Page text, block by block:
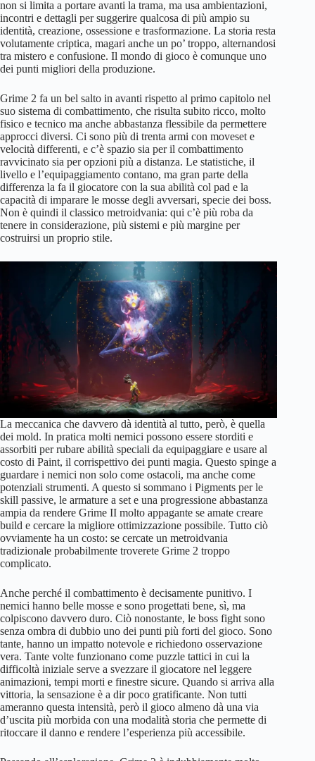
non si limita a portare avanti la trama, ma usa ambientazioni,
incontri e dettagli per suggerire qualcosa di più ampio su
identità, creazione, ossessione e trasformazione. La storia resta
volutamente criptica, magari anche un po’ troppo, alternandosi
tra mistero e confusione. Il mondo di gioco è comunque uno
dei punti migliori della produzione.
Grime 2 fa un bel salto in avanti rispetto al primo capitolo nel
suo sistema di combattimento, che risulta subito ricco, molto
fisico e tecnico ma anche abbastanza flessibile da permettere
approcci diversi. Ci sono più di trenta armi con moveset e
velocità differenti, e c’è spazio sia per il combattimento
ravvicinato sia per opzioni più a distanza. Le statistiche, il
livello e l’equipaggiamento contano, ma gran parte della
differenza la fa il giocatore con la sua abilità col pad e la
capacità di imparare le mosse degli avversari, specie dei boss.
Non è quindi il classico metroidvania: qui c’è più roba da
tenere in considerazione, più sistemi e più margine per
costruirsi un proprio stile.
La meccanica che davvero dà identità al tutto, però, è quella
dei mold. In pratica molti nemici possono essere storditi e
assorbiti per rubare abilità speciali da equipaggiare e usare al
costo di Paint, il corrispettivo dei punti magia. Questo spinge a
guardare i nemici non solo come ostacoli, ma anche come
potenziali strumenti. A questo si sommano i Pigments per le
skill passive, le armature a set e una progressione abbastanza
ampia da rendere Grime II molto appagante se amate creare
build e cercare la migliore ottimizzazione possibile. Tutto ciò
ovviamente ha un costo: se cercate un metroidvania
tradizionale probabilmente troverete Grime 2 troppo
complicato.
Anche perché il combattimento è decisamente punitivo. I
nemici hanno belle mosse e sono progettati bene, sì, ma
colpiscono davvero duro. Ciò nonostante, le boss fight sono
senza ombra di dubbio uno dei punti più forti del gioco. Sono
tante, hanno un impatto notevole e richiedono osservazione
vera. Tante volte funzionano come puzzle tattici in cui la
difficoltà iniziale serve a svezzare il giocatore nel leggere
animazioni, tempi morti e finestre sicure. Quando si arriva alla
vittoria, la sensazione è a dir poco gratificante. Non tutti
ameranno questa intensità, però il gioco almeno dà una via
d’uscita più morbida con una modalità storia che permette di
ritoccare il danno e rendere l’esperienza più accessibile.